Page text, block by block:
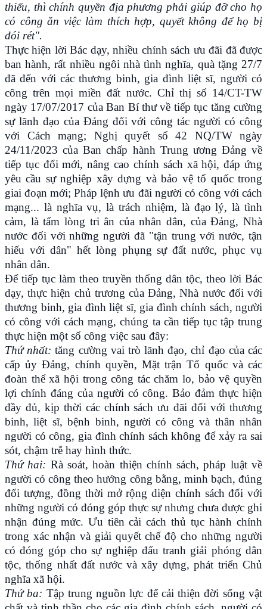
thiếu, thì chính quyền địa phương phải giúp đỡ cho họ
có công ăn việc làm thích hợp, quyết không để họ bị
đói rét".
Thực hiện lời Bác dạy, nhiều chính sách ưu đãi đã được
ban hành, rất nhiều ngôi nhà tình nghĩa, quà tặng 27/7
đã đến với các thương binh, gia đình liệt sĩ, người có
công trên mọi miền đất nước. Chỉ thị số 14/CT-TW
ngày 17/07/2017 của Ban Bí thư về tiếp tục tăng cường
sự lãnh đạo của Đảng đối với công tác người có công
với Cách mạng; Nghị quyết số 42 NQ/TW ngày
24/11/2023 của Ban chấp hành Trung ương Đảng về
tiếp tục đổi mới, nâng cao chính sách xã hội, đáp ứng
yêu cầu sự nghiệp xây dựng và bảo vệ tổ quốc trong
giai đoạn mới; Pháp lệnh ưu đãi người có công với cách
mạng... là nghĩa vụ, là trách nhiệm, là đạo lý, là tình
cảm, là tấm lòng tri ân của nhân dân, của Đảng, Nhà
nước đối với những người đã "tận trung với nước, tận
hiếu với dân" hết lòng phụng sự đất nước, phục vụ
nhân dân.
Để tiếp tục làm theo truyền thống dân tộc, theo lời Bác
dạy, thực hiện chủ trương của Đảng, Nhà nước đối với
thương binh, gia đình liệt sĩ, gia đình chính sách, người
có công với cách mạng, chúng ta cần tiếp tục tập trung
thực hiện một số công việc sau đây:
Thứ nhất:tăng cường vai trò lãnh đạo, chỉ đạo của các
cấp ủy Đảng, chính quyền, Mặt trận Tổ quốc và các
đoàn thể xã hội trong công tác chăm lo, bảo vệ quyền
lợi chính đáng của người có công. Bảo đảm thực hiện
đầy đủ, kịp thời các chính sách ưu đãi đối với thương
binh, liệt sĩ, bệnh binh, người có công và thân nhân
người có công, gia đình chính sách không để xảy ra sai
sót, chậm trễ hay hình thức.
Thứ hai: Rà soát, hoàn thiện chính sách, pháp luật về
người có công theo hướng công bằng, minh bạch, đúng
đối tượng, đồng thời mở rộng diện chính sách đối với
những người có đóng góp thực sự nhưng chưa được ghi
nhận đúng mức. Ưu tiên cải cách thủ tục hành chính
trong xác nhận và giải quyết chế độ cho những người
có đóng góp cho sự nghiệp đấu tranh giải phóng dân
tộc, thống nhất đất nước và xây dựng, phát triển Chủ
nghĩa xã hội.
Thứ ba: Tập trung nguồn lực để cải thiện đời sống vật